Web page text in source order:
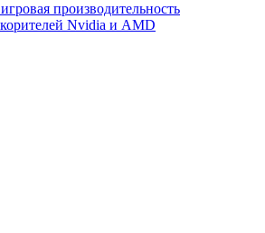
производительность
Nvidia и AMD